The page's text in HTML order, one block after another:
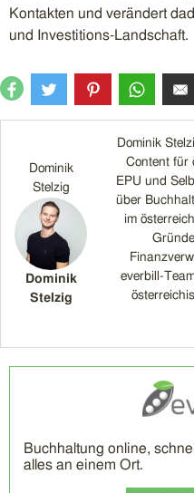
Kontakten und verändert
und Investitions-Landschaft.
Dominik
Stelzig
Dominik
Stelzig
Dominik
Content für
EPU und
über
im
everbill-
Buchhaltung online,
alles an einem Ort.